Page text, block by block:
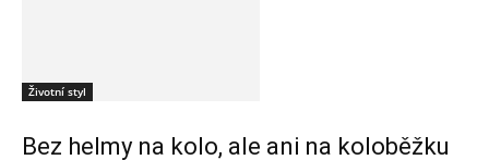
Životní styl
Bez helmy na kolo, ale ani na koloběžku